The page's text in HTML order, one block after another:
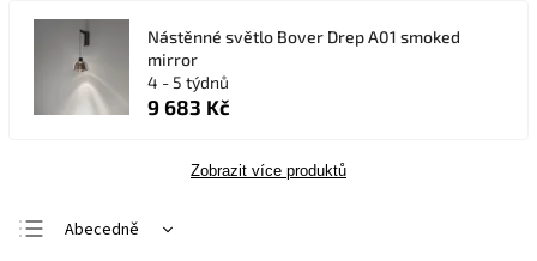
Nástěnné světlo Bover Drep A01 smoked
mirror
4 - 5 týdnů
9 683 Kč
Zobrazit více produktů
Abecedně